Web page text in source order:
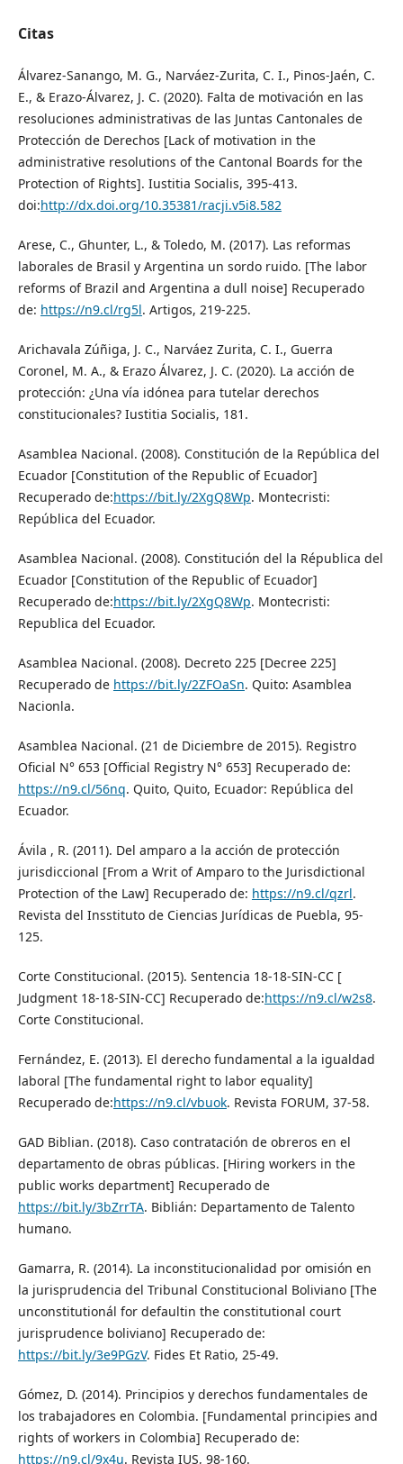
Citas
Álvarez-Sanango, M. G., Narváez-Zurita, C. I., Pinos-Jaén, C.
E., & Erazo-Álvarez, J. C. (2020). Falta de motivación en las
resoluciones administrativas de las Juntas Cantonales de
Protección de Derechos [Lack of motivation in the
administrative resolutions of the Cantonal Boards for the
Protection of Rights]. Iustitia Socialis, 395-413.
doi:http://dx.doi.org/10.35381/racji.v5i8.582
Arese, C., Ghunter, L., & Toledo, M. (2017). Las reformas
laborales de Brasil y Argentina un sordo ruido. [The labor
reforms of Brazil and Argentina a dull noise] Recuperado
de: https://n9.cl/rg5l. Artigos, 219-225.
Arichavala Zúñiga, J. C., Narváez Zurita, C. I., Guerra
Coronel, M. A., & Erazo Álvarez, J. C. (2020). La acción de
protección: ¿Una vía idónea para tutelar derechos
constitucionales? Iustitia Socialis, 181.
Asamblea Nacional. (2008). Constitución de la República del
Ecuador [Constitution of the Republic of Ecuador]
Recuperado de:https://bit.ly/2XgQ8Wp. Montecristi:
República del Ecuador.
Asamblea Nacional. (2008). Constitución del la Républica del
Ecuador [Constitution of the Republic of Ecuador]
Recuperado de:https://bit.ly/2XgQ8Wp. Montecristi:
Republica del Ecuador.
Asamblea Nacional. (2008). Decreto 225 [Decree 225]
Recuperado de https://bit.ly/2ZFOaSn. Quito: Asamblea
Nacionla.
Asamblea Nacional. (21 de Diciembre de 2015). Registro
Oficial N° 653 [Official Registry N° 653] Recuperado de:
https://n9.cl/56nq. Quito, Quito, Ecuador: República del
Ecuador.
Ávila , R. (2011). Del amparo a la acción de protección
jurisdiccional [From a Writ of Amparo to the Jurisdictional
Protection of the Law] Recuperado de: https://n9.cl/qzrl.
Revista del Insstituto de Ciencias Jurídicas de Puebla, 95-
125.
Corte Constitucional. (2015). Sentencia 18-18-SIN-CC [
Judgment 18-18-SIN-CC] Recuperado de:https://n9.cl/w2s8.
Corte Constitucional.
Fernández, E. (2013). El derecho fundamental a la igualdad
laboral [The fundamental right to labor equality]
Recuperado de:https://n9.cl/vbuok. Revista FORUM, 37-58.
GAD Biblian. (2018). Caso contratación de obreros en el
departamento de obras públicas. [Hiring workers in the
public works department] Recuperado de
https://bit.ly/3bZrrTA. Biblián: Departamento de Talento
humano.
Gamarra, R. (2014). La inconstitucionalidad por omisión en
la jurisprudencia del Tribunal Constitucional Boliviano [The
unconstitutionál for defaultin the constitutional court
jurisprudence boliviano] Recuperado de:
https://bit.ly/3e9PGzV. Fides Et Ratio, 25-49.
Gómez, D. (2014). Principios y derechos fundamentales de
los trabajadores en Colombia. [Fundamental principies and
rights of workers in Colombia] Recuperado de:
https://n9.cl/9x4u. Revista IUS, 98-160.